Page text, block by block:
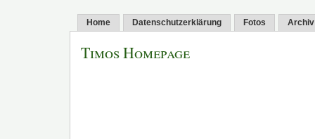
Home Datenschutzerklärung Fotos Archiv
Timos Homepage